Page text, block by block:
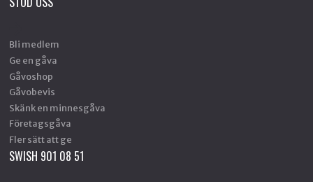
Bli medlem
Ge en gåva
Gåvoshop
Gåvobevis
Skänk en minnesgåva
Företagsgåva
Fler sätt att ge
SWISH 901 08 51